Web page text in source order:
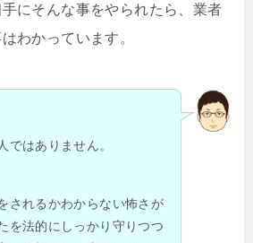
にそんな事をやられたら、業者
わかっています。
ではありません。
されるかわからない怖さが
を法的にしっかり守りつつ